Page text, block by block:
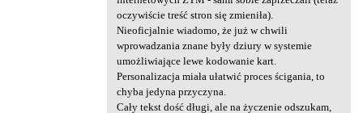
oczywiście treść stron się zmieniła).
Nieoficjalnie wiadomo, że już w chwili
wprowadzania znane były dziury w systemie
umożliwiające lewe kodowanie kart.
Personalizacja miała ułatwić proces ścigania, to
chyba jedyna przyczyna.
Cały tekst dość długi, ale na życzenie odszukam,